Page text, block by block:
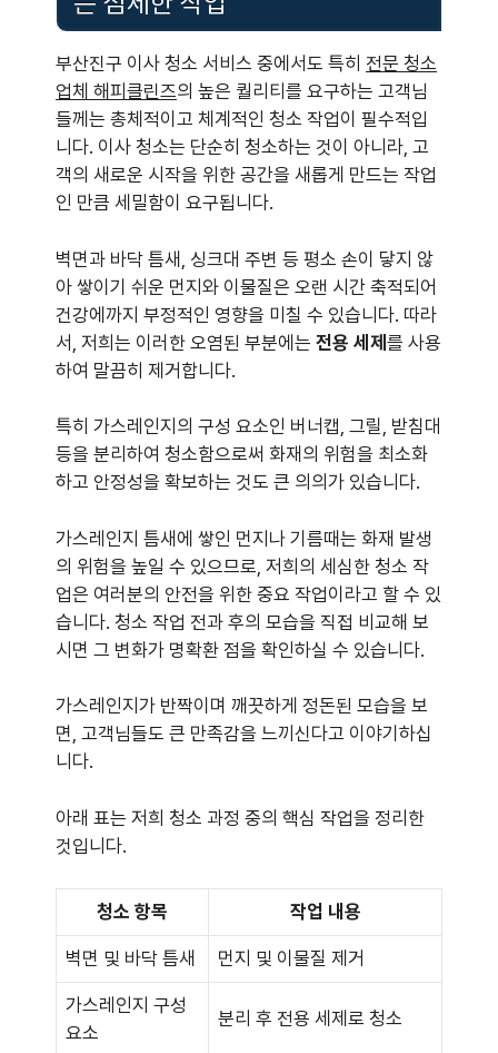
부산진구 이사 청소 서비스 중에서도 특히 전문 청소
업체 해피클린즈의 높은 퀄리티를 요구하는 고객님
들께는 총체적이고 체계적인 청소 작업이 필수적입
니다. 이사 청소는 단순히 청소하는 것이 아니라, 고
객의 새로운 시작을 위한 공간을 새롭게 만드는 작업
인 만큼 세밀함이 요구됩니다.
벽면과 바닥 틈새, 싱크대 주변 등 평소 손이 닿지 않
아 쌓이기 쉬운 먼지와 이물질은 오랜 시간 축적되어
건강에까지 부정적인 영향을 미칠 수 있습니다. 따라
서, 저희는 이러한 오염된 부분에는 전용 세제 를 사용
하여 말끔히 제거합니다.
특히 가스레인지의 구성 요소인 버너캡, 그릴, 받침대
등을 분리하여 청소함으로써 화재의 위험을 최소화
하고 안정성을 확보하는 것도 큰 의의가 있습니다.
가스레인지 틈새에 쌓인 먼지나 기름때는 화재 발생
의 위험을 높일 수 있으므로, 저희의 세심한 청소 작
업은 여러분의 안전을 위한 중요 작업이라고 할 수 있
습니다. 청소 작업 전과 후의 모습을 직접 비교해 보
시면 그 변화가 명확환 점을 확인하실 수 있습니다.
가스레인지가 반짝이며 깨끗하게 정돈된 모습을 보
면, 고객님들도 큰 만족감을 느끼신다고 이야기하십
니다.
아래 표는 저희 청소 과정 중의 핵심 작업을 정리한
것입니다.
청소 항목 작업 내용
벽면 및 바닥 틈새 먼지 및 이물질 제거
가스레인지 구성
요소
분리 후 전용 세제로 청소